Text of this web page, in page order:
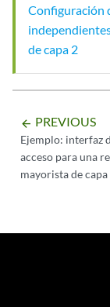
            }
        }
    }
interface
no-local-
route-
vrf-target
Configuración
de capa 2
arrow_backward PREVIOUS
Ejemplo: interfaz
acceso para una
mayorista de capa